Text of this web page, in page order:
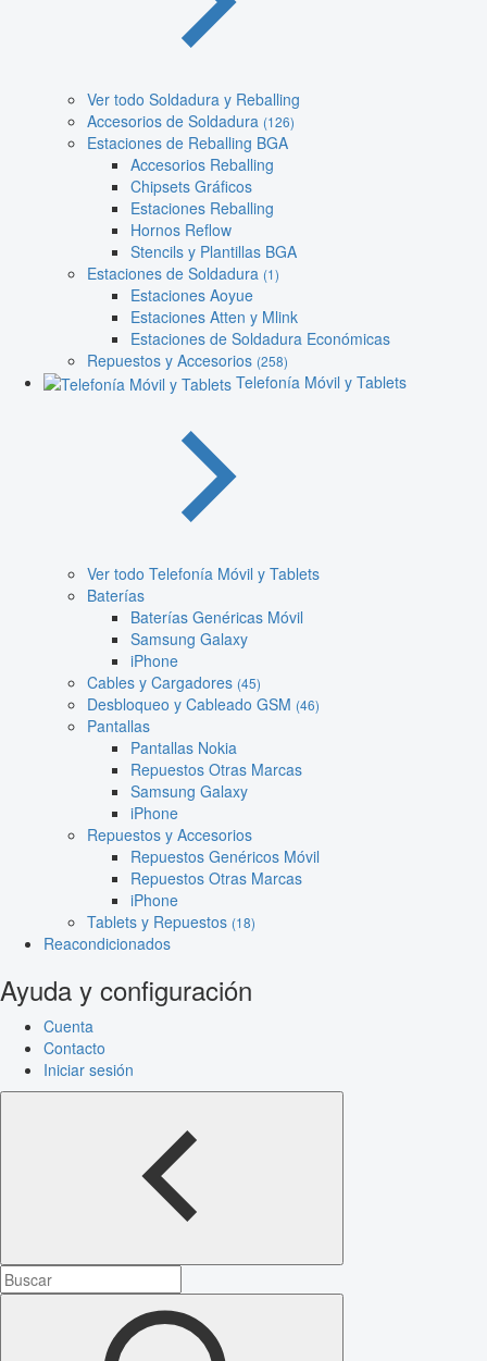
Ver todo Soldadura y Reballing
Accesorios de Soldadura (126)
Estaciones de Reballing BGA
Accesorios Reballing
Chipsets Gráficos
Estaciones Reballing
Hornos Reflow
Stencils y Plantillas BGA
Estaciones de Soldadura (1)
Estaciones Aoyue
Estaciones Atten y Mlink
Estaciones de Soldadura Económicas
Repuestos y Accesorios (258)
Telefonía Móvil y Tablets
Ver todo Telefonía Móvil y Tablets
Baterías
Baterías Genéricas Móvil
Samsung Galaxy
iPhone
Cables y Cargadores (45)
Desbloqueo y Cableado GSM (46)
Pantallas
Pantallas Nokia
Repuestos Otras Marcas
Samsung Galaxy
iPhone
Repuestos y Accesorios
Repuestos Genéricos Móvil
Repuestos Otras Marcas
iPhone
Tablets y Repuestos (18)
Reacondicionados
Ayuda y configuración
Cuenta
Contacto
Iniciar sesión